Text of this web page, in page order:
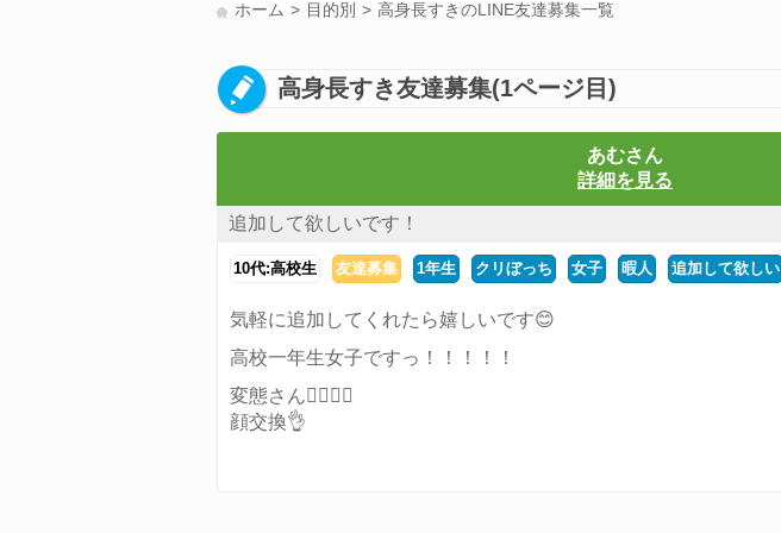
ホーム 目的別 高身長すきのLINE友達募集一覧
高身長すき友達募集(1ページ目)
あむさん
詳細を見る
追加して欲しいです！
10代:高校生 友達募集 1年生 クリぼっち 女子 暇人 追加して欲しい
気軽に追加してくれたら嬉しいです😊
高校一年生女子ですっ！！！！！
変態さん🙅‍♀️🙅‍♀️
顔交換👌